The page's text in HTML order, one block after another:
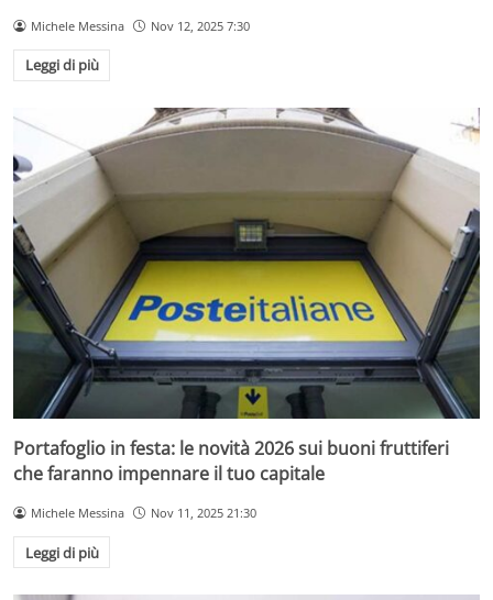
Michele Messina Nov 12, 2025 7:30
Leggi di più
Portafoglio in festa: le novità 2026 sui buoni fruttiferi
che faranno impennare il tuo capitale
Michele Messina Nov 11, 2025 21:30
Leggi di più